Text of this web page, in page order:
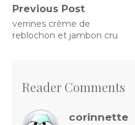
Navigation
de
Previous Post
Previous
post:
verrines crème de
reblochon et jambon cru
Reader Comments
corinnette